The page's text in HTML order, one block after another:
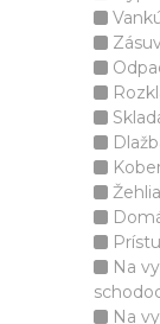
Na
Na